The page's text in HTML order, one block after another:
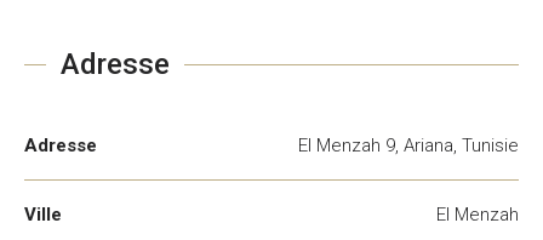
Adresse
Adresse El Menzah 9, Ariana, Tunisie
Ville El Menzah